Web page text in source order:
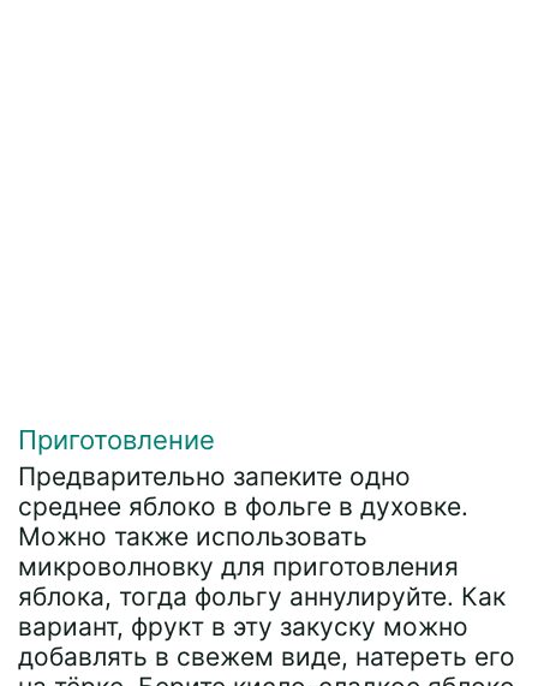
Приготовление
Предварительно запеките одно
среднее яблоко в фольге в духовке.
Можно также использовать
микроволновку для приготовления
яблока, тогда фольгу аннулируйте. Как
вариант, фрукт в эту закуску можно
добавлять в свежем виде, натереть его